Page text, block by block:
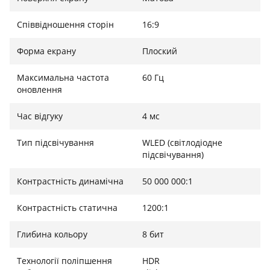
з міцного алюмінієвого сплаву. Його особливістю є
інтегрована регульована підставка, яка дозволяє
потреби у додаткових чохлах-підставках. При вазі
всього 4-6 мм, Cocopar Y156FH7LS легко
при цьому повноцінним другим монітором з
Співвідношення сторін 16:9
Форма екрану Плоский
Максимальна частота
оновлення
60 Гц
Час відгуку 4 мс
Тип підсвічування
WLED (світлодіодне
підсвічування)
Контрастність динамічна 50 000 000:1
Контрастність статична 1200:1
Глибина кольору 8 бит
Технології поліпшення
HDR